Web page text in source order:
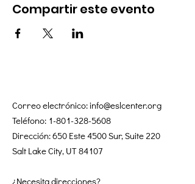
Compartir este evento
Correo electrónico:info@eslcenter.org
Teléfono: 1-801-328-5608
Dirección: 650 Este 4500 Sur, Suite 220
Salt Lake City, UT 84107
¿Necesita direcciones?